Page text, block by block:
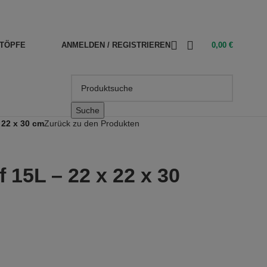
TÖPFE ANMELDEN / REGISTRIEREN 0,00 €
Suche
x 30 cmZurück zu den Produkten
– 22 x 22 x 30